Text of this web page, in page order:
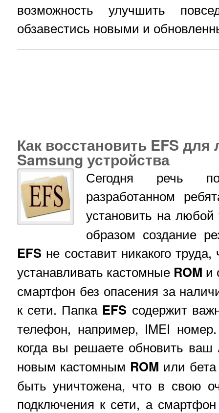
возможность улучшить
обзавестись новыми и
Как восстановить EFS
Samsung устройства
Сегодня речь
разработанном
установить на
образом создание
EFS не составит никакого
устанавливать кастомные ROM и
смартфон без опасения за
к сети. Папка EFS содержит
телефон, например, IMEI
когда вы решаете обновить ваш
новым кастомным ROM или
быть уничтожена, что в свою
подключения к сети, а